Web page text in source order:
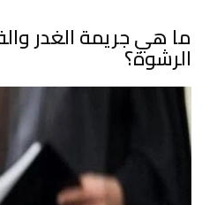
ما هي جريمة الغدر
الرشوة؟